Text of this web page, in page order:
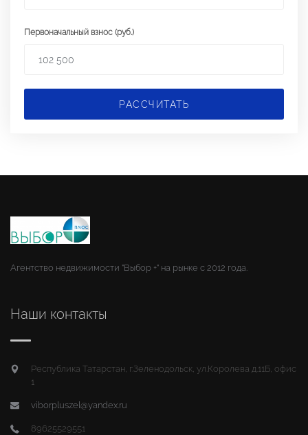
Первоначальный взнос (руб.)
РАССЧИТАТЬ
Агентство недвижимости "Выбор +" на рынке с 2012 года.
Наши контакты
Республика Татарстан, г.Зеленодольск, ул.Королева д.11Б, офис
1
viborpluszel@yandex.ru
89625529551